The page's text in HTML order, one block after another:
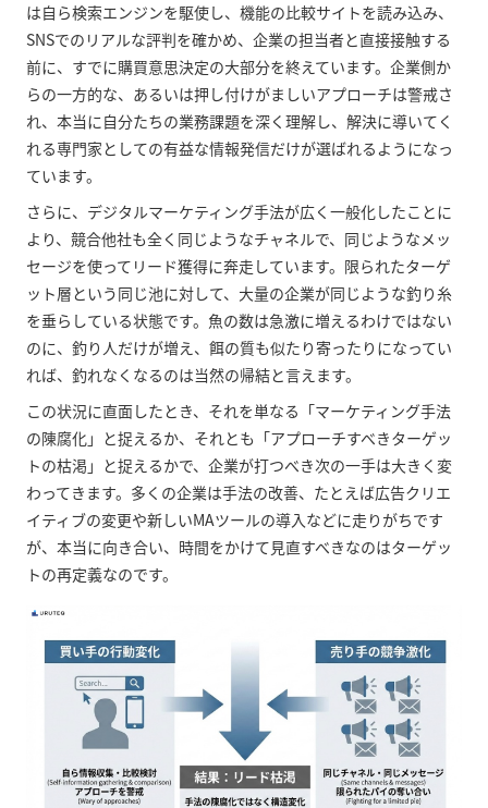
は自ら検索エンジンを駆使し、機能の比較サイトを読み込み、
SNSでのリアルな評判を確かめ、企業の担当者と直接接触する
前に、すでに購買意思決定の大部分を終えています。企業側か
らの一方的な、あるいは押し付けがましいアプローチは警戒さ
れ、本当に自分たちの業務課題を深く理解し、解決に導いてく
れる専門家としての有益な情報発信だけが選ばれるようになっ
ています。
さらに、デジタルマーケティング手法が広く一般化したことに
より、競合他社も全く同じようなチャネルで、同じようなメッ
セージを使ってリード獲得に奔走しています。限られたターゲ
ット層という同じ池に対して、大量の企業が同じような釣り糸
を垂らしている状態です。魚の数は急激に増えるわけではない
のに、釣り人だけが増え、餌の質も似たり寄ったりになってい
れば、釣れなくなるのは当然の帰結と言えます。
この状況に直面したとき、それを単なる「マーケティング手法
の陳腐化」と捉えるか、それとも「アプローチすべきターゲッ
トの枯渇」と捉えるかで、企業が打つべき次の一手は大きく変
わってきます。多くの企業は手法の改善、たとえば広告クリエ
イティブの変更や新しいMAツールの導入などに走りがちです
が、本当に向き合い、時間をかけて見直すべきなのはターゲッ
トの再定義なのです。